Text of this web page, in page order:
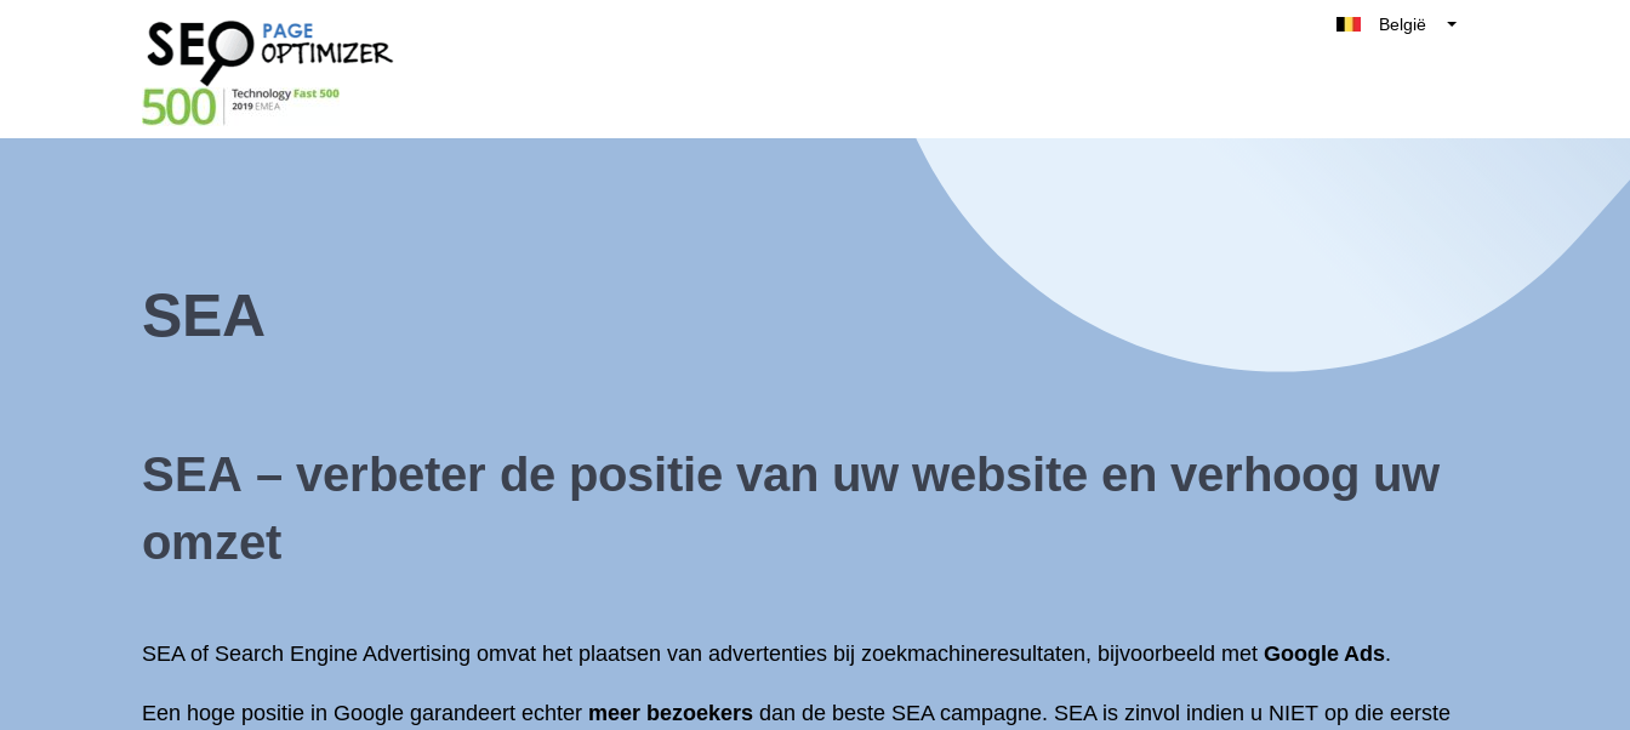
België
France
SEA
SEA – verbeter de positie van uw website en verhoog uw
omzet
SEA of Search Engine Advertising omvat het plaatsen van advertenties bij zoekmachineresultaten, bijvoorbeeld met Google Ads.
Een hoge positie in Google garandeert echter meer bezoekers dan de beste SEA campagne. SEA is zinvol indien u NIET op die eerste